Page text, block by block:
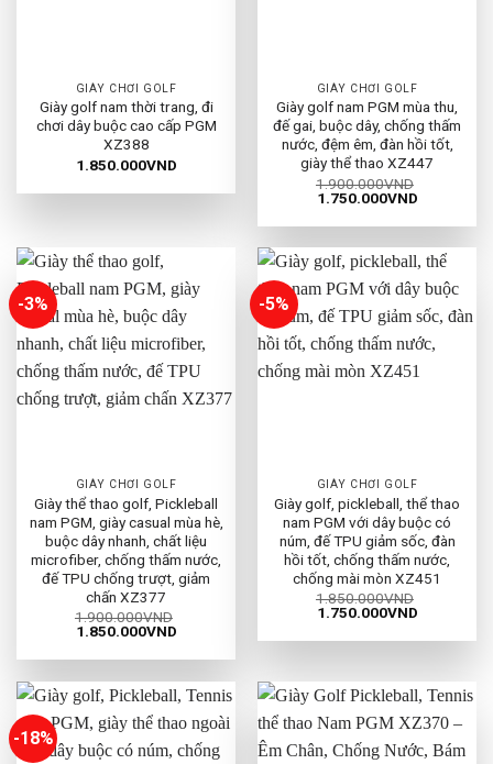
GIÀY CHƠI GOLF
Giày golf nam thời trang, đi
chơi dây buộc cao cấp PGM
XZ388
1.850.000VND
GIÀY CHƠI GOLF
Giày golf nam PGM mùa thu,
đế gai, buộc dây, chống thấm
nước, đệm êm, đàn hồi tốt,
giày thể thao XZ447
1.900.000VND
Giá
là:
1.750.000VNDGiá
tại
-3%
GIÀY CHƠI GOLF
Giày thể thao golf, Pickleball
nam PGM, giày casual mùa hè,
buộc dây nhanh, chất liệu
microfiber, chống thấm nước,
đế TPU chống trượt, giảm
chấn XZ377
1.900.000VND
Giá
là:
1.850.000VNDGiá
tại
1.850.000VND.
-5%
GIÀY CHƠI GOLF
Giày golf, pickleball, thể thao
nam PGM với dây buộc có
núm, đế TPU giảm sốc, đàn
hồi tốt, chống thấm nước,
chống mài mòn XZ451
1.850.000VND
Giá
là:
1.750.000VNDGiá
tại
-18%